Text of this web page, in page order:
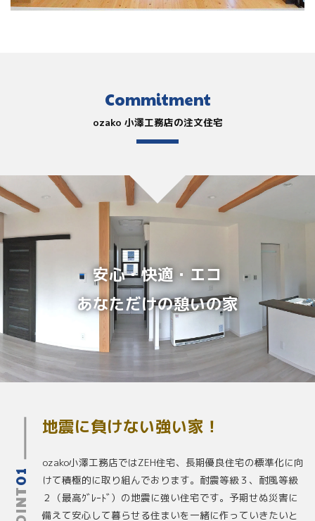
Commitment
ozako 小澤工務店の注文住宅
安心・快適・エコ
あなただけの憩いの家
01
地震に負けない強い家！
ozako小澤工務店ではZEH住宅、長期優良住宅の標準化に向
けて積極的に取り組んでおります。耐震等級３、耐風等級
２（最高ｸﾞﾚｰﾄﾞ）の地震に強い住宅です。予期せぬ災害に
備えて安心して暮らせる住まいを一緒に作っていきたいと